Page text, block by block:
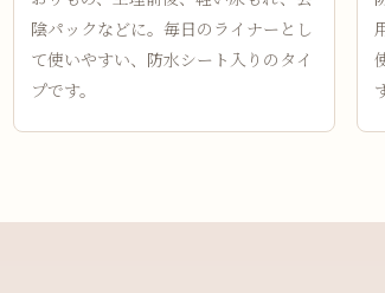
陰パックなどに。毎日のライナーとし
て使いやすい、防水シート入りのタイ
プです。